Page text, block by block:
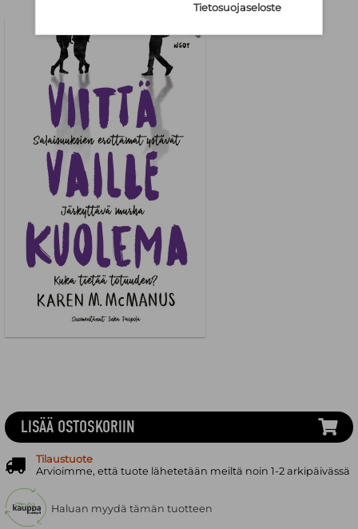
LISÄÄ OSTOSKORIIN
Tilaustuote
Arvioimme, että tuote lähetetään meiltä noin 1-2 arkipäivässä
Haluan myydä tämän tuotteen
Tietosuojaseloste